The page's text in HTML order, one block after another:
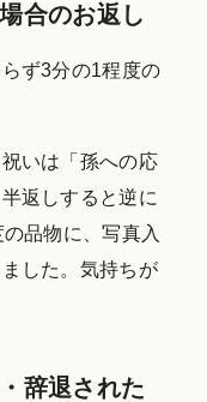
合のお返し
ず3分の1程度の
いは「孫への応
返しすると逆に
品物に、写真入
した。気持ちが
辞退された